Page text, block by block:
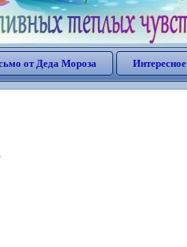
от Деда Мороза Интересное